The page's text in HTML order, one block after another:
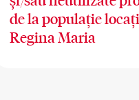
de la populație
Regina Maria